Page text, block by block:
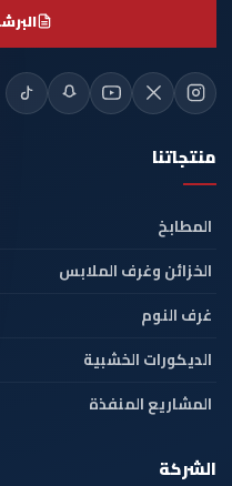
منتجاتنا
المطابخ
الخزائن وغرف الملابس
غرف النوم
الديكورات الخشبية
المشاريع المنفذة
الشركة